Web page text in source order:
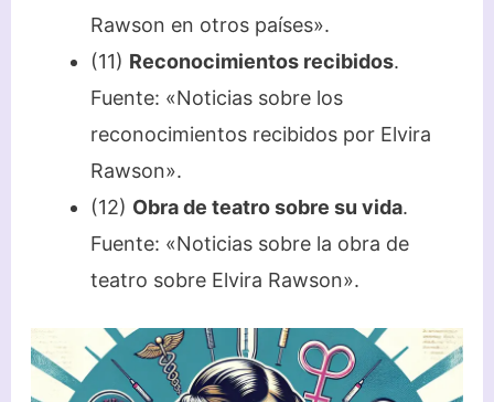
Rawson en otros países».
(11) Reconocimientos recibidos.
Fuente: «Noticias sobre los
reconocimientos recibidos por Elvira
Rawson».
(12) Obra de teatro sobre su vida.
Fuente: «Noticias sobre la obra de
teatro sobre Elvira Rawson».